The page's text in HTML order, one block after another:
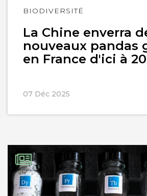
BIODIVERSITÉ
La Chine enverra
nouveaux pandas
en France d'ici à
07 Déc 2025
Lire